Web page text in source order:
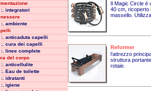
:. integratori
:. ambiente
:. anticaduta capelli
:. cura dei capelli
:. linee complete
del corpo
:. anticellulite
:. Eau de toilette
:. idratanti
:. igiene
Il Magic Circle é
40 cm, ricoperto
massello.
Reformer
l’attrezzo
struttura
rotaie.